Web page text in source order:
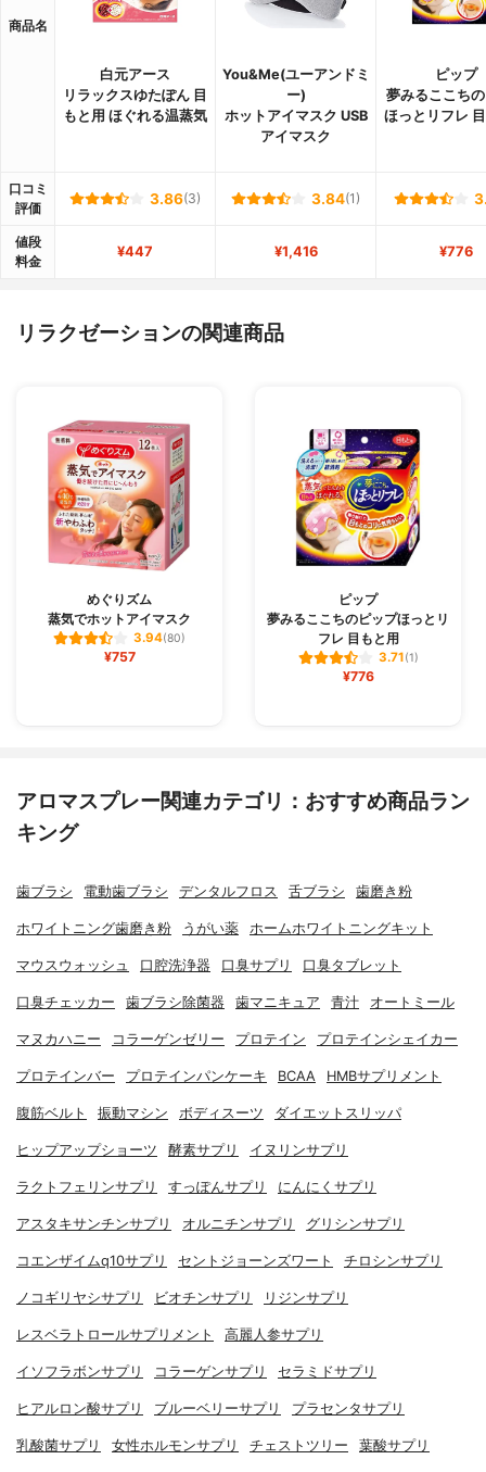
商品名
白元アース
リラックスゆたぽん 目
もと用 ほぐれる温蒸気
You&Me(ユーアンドミ
ー)
ホットアイマスク USB
アイマスク
ピップ
夢みるここち
ほっとリフレ
口コミ
評価
3.86(3) 3.84(1)
値段
料金
¥447 ¥1,416 ¥776
リラクゼーションの関連商品
めぐりズム
蒸気でホットアイマスク
3.94(80)
¥757
ピップ
夢みるここちのピップほっとリ
フレ 目もと用
3.71(1)
¥776
アロマスプレー関連カテゴリ：おすすめ商品ラン
キング
歯ブラシ 電動歯ブラシ デンタルフロス 舌ブラシ 歯磨き粉
ホワイトニング歯磨き粉 うがい薬 ホームホワイトニングキット
マウスウォッシュ 口腔洗浄器 口臭サプリ 口臭タブレット
口臭チェッカー 歯ブラシ除菌器 歯マニキュア 青汁 オートミール
マヌカハニー コラーゲンゼリー プロテイン プロテインシェイカー
プロテインバー プロテインパンケーキ BCAA HMBサプリメント
腹筋ベルト 振動マシン ボディスーツ ダイエットスリッパ
ヒップアップショーツ 酵素サプリ イヌリンサプリ
ラクトフェリンサプリ すっぽんサプリ にんにくサプリ
アスタキサンチンサプリ オルニチンサプリ グリシンサプリ
コエンザイムq10サプリ セントジョーンズワート チロシンサプリ
ノコギリヤシサプリ ビオチンサプリ リジンサプリ
レスベラトロールサプリメント 高麗人参サプリ
イソフラボンサプリ コラーゲンサプリ セラミドサプリ
ヒアルロン酸サプリ ブルーベリーサプリ プラセンタサプリ
乳酸菌サプリ 女性ホルモンサプリ チェストツリー 葉酸サプリ